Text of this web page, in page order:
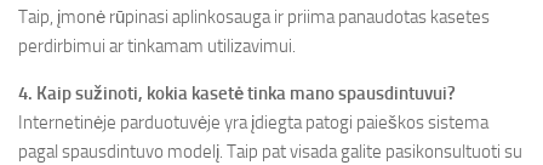
Taip, įmonė rūpinasi aplinkosauga ir priima panaudotas kasetes
perdirbimui ar tinkamam utilizavimui.
4. Kaip sužinoti, kokia kasetė tinka mano spausdintuvui?
Internetinėje parduotuvėje yra įdiegta patogi paieškos sistema
pagal spausdintuvo modelį. Taip pat visada galite pasikonsultuoti su